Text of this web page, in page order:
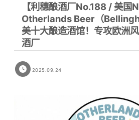
【利穗酿酒厂No.188 / 美国
Otherlands Beer（
美十大酿造酒馆！专攻欧洲
酒厂
2025.09.24